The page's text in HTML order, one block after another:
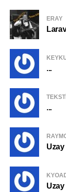
ERAY
...
...
Uzay
Uzay